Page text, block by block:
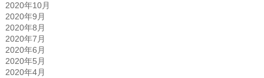
2020年10月
2020年9月
2020年8月
2020年7月
2020年6月
2020年5月
2020年4月